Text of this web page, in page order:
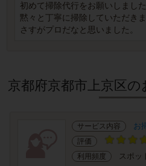
初めて掃除代行をお願いしまし
黙々と丁寧に掃除していただき
さすがプロだなと思いました。
京都府京都市上京区の
サービス内容 お
評価
利用頻度
スポッ